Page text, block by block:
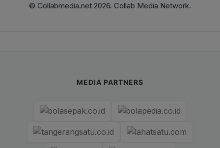
© Collabmedia.net 2026. Collab Media Network.
MEDIA PARTNERS